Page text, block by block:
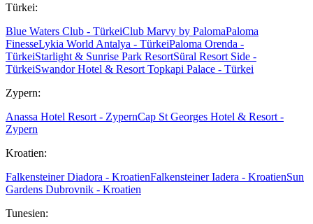
Türkei:
Blue Waters Club - TürkeiClub Marvy by PalomaPaloma
FinesseLykia World Antalya - TürkeiPaloma Orenda -
TürkeiStarlight & Sunrise Park ResortSüral Resort Side -
TürkeiSwandor Hotel & Resort Topkapi Palace - Türkei
Zypern:
Anassa Hotel Resort - ZypernCap St Georges Hotel & Resort -
Zypern
Kroatien:
Falkensteiner Diadora - KroatienFalkensteiner Iadera - KroatienSun
Gardens Dubrovnik - Kroatien
Tunesien: